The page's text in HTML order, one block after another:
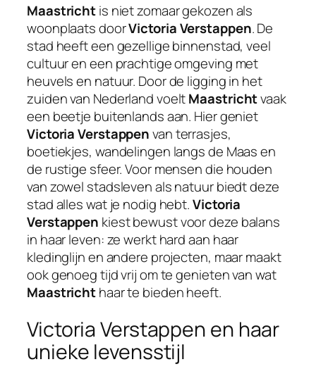
Maastrichtis niet zomaar gekozen als
woonplaats doorVictoria Verstappen. De
stad heeft een gezellige binnenstad, veel
cultuur en een prachtige omgeving met
heuvels en natuur. Door de ligging in het
zuiden van Nederland voeltMaastrichtvaak
een beetje buitenlands aan. Hier geniet
Victoria Verstappenvan terrasjes,
boetiekjes, wandelingen langs de Maas en
de rustige sfeer. Voor mensen die houden
van zowel stadsleven als natuur biedt deze
stad alles wat je nodig hebt.Victoria
Verstappen kiest bewust voor deze balans
in haar leven: ze werkt hard aan haar
kledinglijn en andere projecten, maar maakt
ook genoeg tijd vrij om te genieten van wat
Maastrichthaar te bieden heeft.
Victoria Verstappen en haar
unieke levensstijl